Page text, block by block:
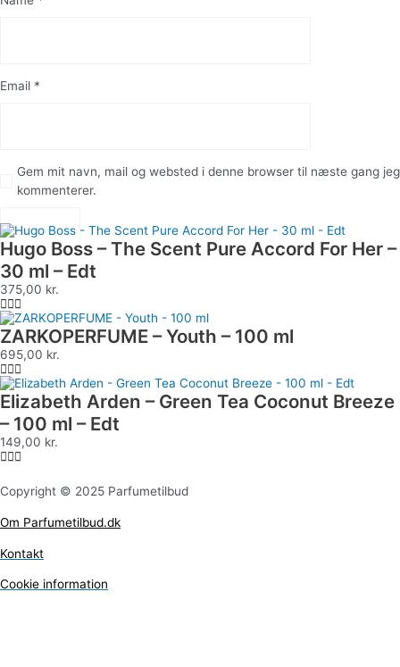
Email *
Gem mit navn, mail og websted i denne browser til næste gang jeg
kommenterer.
Hugo Boss – The Scent Pure Accord For Her –
30 ml – Edt
375,00 kr.
ZARKOPERFUME – Youth – 100 ml
695,00 kr.
Elizabeth Arden – Green Tea Coconut Breeze
– 100 ml – Edt
149,00 kr.
Copyright © 2025 Parfumetilbud
Om Parfumetilbud.dk
Kontakt
Cookie information